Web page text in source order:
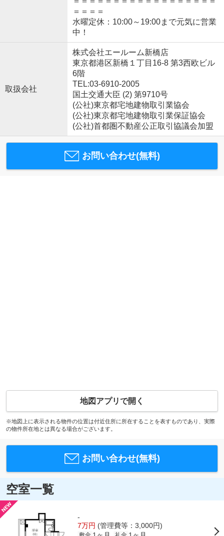
＝＝＝＝
水曜定休：10:00～19:00まで元気に営業
中！
取扱会社
株式会社エールーム新橋店
東京都港区新橋１丁目16-8 第3西欧ビル
6階
TEL:03-6910-2005
国土交通大臣 (2) 第9710号
(公社)東京都宅地建物取引業協会
(公社)東京都宅地建物取引業保証協会
(公社)首都圏不動産公正取引協議会加盟
お問い合わせ(無料)
地図アプリで開く
※地図上に表示される物件の位置は付近住所に所在することを表すものであり、実際
の物件所在地とは異なる場合がございます。
お問い合わせ(無料)
空室一覧
-
7万円 (管理費等：3,000円)